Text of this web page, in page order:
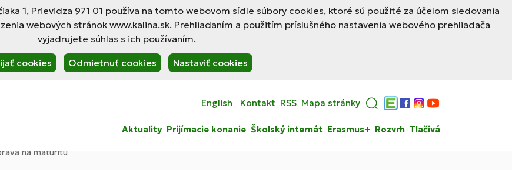
1, Prievidza 971 01 používa na tomto webovom sídle súbory cookies, ktoré sú použité za účelom sledovania
webových stránok www.kalina.sk. Prehliadaním a použitím príslušného nastavenia webového prehliadača
vyjadrujete súhlas s ich používaním.
cookies Odmietnuť cookies Nastaviť cookies
English Kontakt RSS Mapa stránky
Edupage
Facebook
Instagram
YouTube
Aktuality Prijímacie konanie Školský internát Erasmus+ Rozvrh Tlačivá
na maturitu